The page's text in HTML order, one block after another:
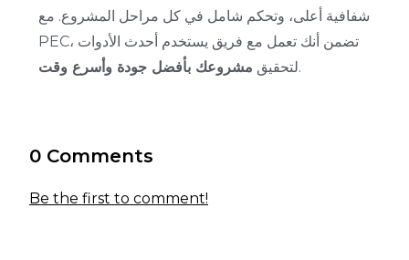
شفافية أعلى، وتحكم شامل في كل مراحل المشروع. مع
PEC، تضمن أنك تعمل مع فريق يستخدم أحدث الأدوات
لتحقيق مشروعك بأفضل جودة وأسرع وقت .
0 Comments
Be the first to comment!